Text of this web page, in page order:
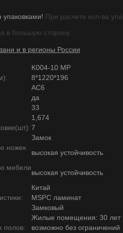
упаковками! При расчете кол-ва
в большую сторону.
и в регионы России
K004-10 MP
8*1220*196
AC6
да
33
1,674
7
Замок
ножек
высокая устойчивость
мебели
высокая устойчивость
Китай
MSPC ламинат
Замковый
Жилые помещения: 30 лет
полов:
возможно без ограничений